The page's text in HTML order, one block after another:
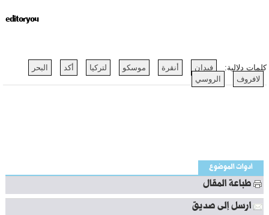
editoryou
كلمات دلالية: فيدان أنقرة موسكو لتركيا أكد
البحر
لافروف
الروسي
أدوات الموضوع
طباعة المقال
ارسل إلى صديق